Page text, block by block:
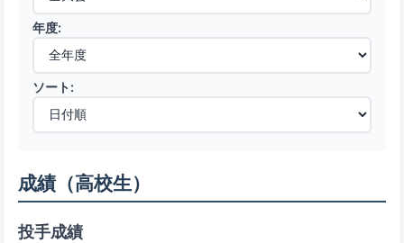
年度:
ソート:
成績（高校生）
投手成績